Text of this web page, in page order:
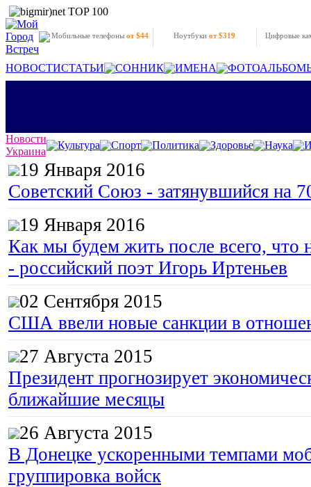
Мобильные телефоны от $44 Ноутбукиот $319 Цифровые
НОВОСТИСТАТЬИ СОННИК ИМЕНА
Новости
Украина
Культура Спорт Политика Здоровье Наука
19 Января 2016
Советский Союз - затянувшийся на
19 Января 2016
Как мы будем жить после всего, что
- российский поэт Игорь Иртеньев
02 Сентября 2015
США ввели новые санкции в
27 Августа 2015
Президент прогнозирует
ближайшие месяцы
26 Августа 2015
В Донецке ускоренными темпами
группировка войск